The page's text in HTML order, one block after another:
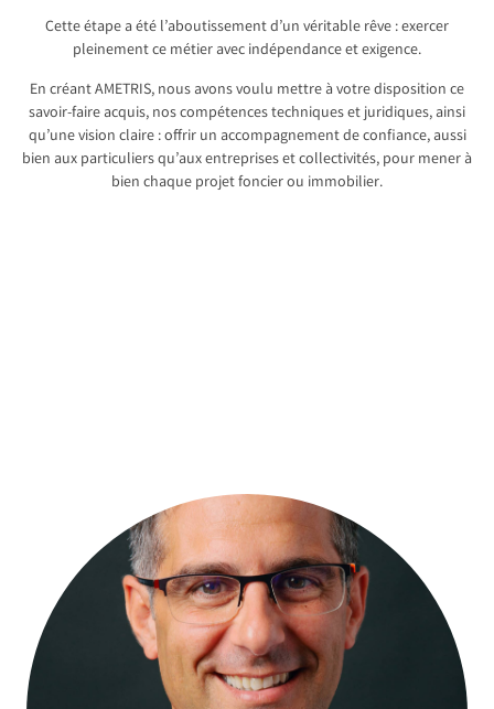
Cette étape a été l’aboutissement d’un véritable rêve : exercer
pleinement ce métier avec indépendance et exigence.
En créant AMETRIS, nous avons voulu mettre à votre disposition ce
savoir-faire acquis, nos compétences techniques et juridiques, ainsi
qu’une vision claire : offrir un accompagnement de confiance, aussi
bien aux particuliers qu’aux entreprises et collectivités, pour mener à
bien chaque projet foncier ou immobilier.